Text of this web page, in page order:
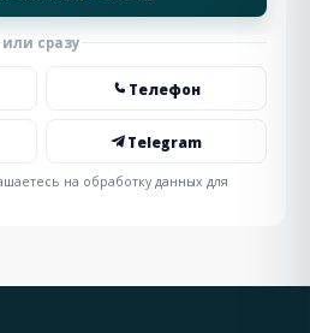
или сразу
Телефон
Telegram
на обработку данных для